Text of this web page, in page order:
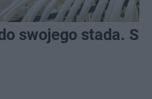
swojego stada.